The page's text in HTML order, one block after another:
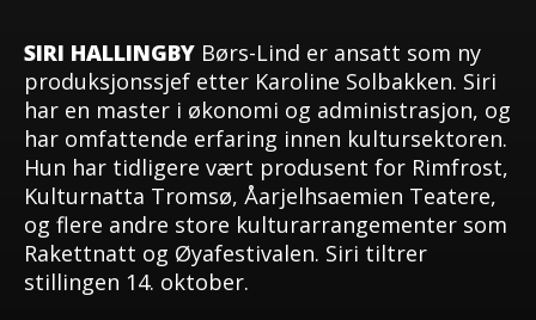
SIRI HALLINGBY Børs-Lind er ansatt som ny
produksjonssjef etter Karoline Solbakken. Siri
har en master i økonomi og administrasjon, og
har omfattende erfaring innen kultursektoren.
Hun har tidligere vært produsent for Rimfrost,
Kulturnatta Tromsø, Åarjelhsaemien Teatere,
og flere andre store kulturarrangementer som
Rakettnatt og Øyafestivalen. Siri tiltrer
stillingen 14. oktober.